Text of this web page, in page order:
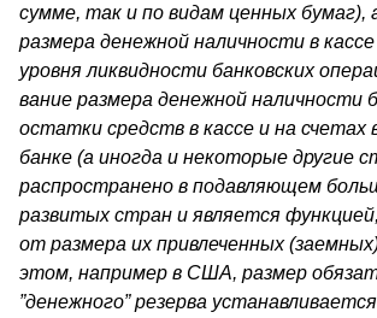
сумме, так и по видам ценных бумаг),
размера денежной наличности в
уровня ликвидности банковских
вание размера денежной наличности
остатки средств в кассе и на счетах
банке (а иногда и неко­торые другие
распространено в подавляющем
развитых стран и является
от раз­мера их привлеченных
этом, например в США, размер
”денежного” резерва